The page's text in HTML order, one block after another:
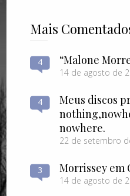
Mais
4 “Malone
14 de agosto de
4
Meus discos
nowhere.
22 de setembro
3 Morrissey em
14 de agosto de